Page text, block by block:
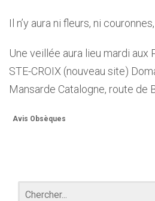
Il n’y aura ni fleurs, ni
Une veillée aura lieu mardi aux
STE-CROIX (nouveau site)
Mansarde Catalogne, route de
Avis Obsèques